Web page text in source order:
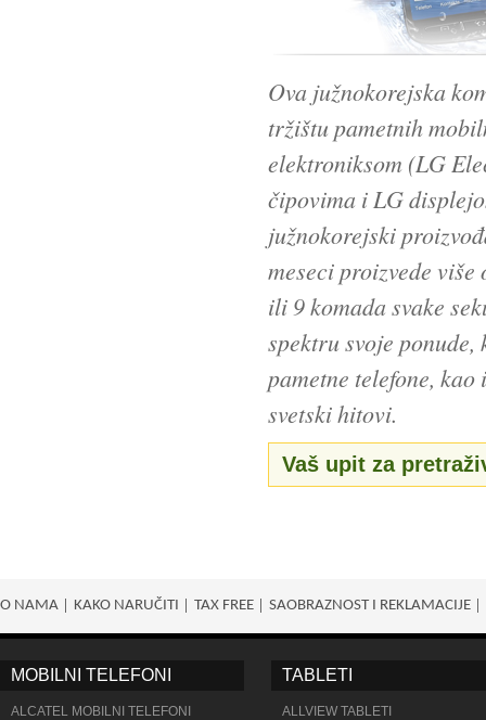
Ova južnokorejska
tržištu pametnih
elektroniksom (LG
čipovima i LG
južnokorejski
meseci proizvede
ili 9 komada svake
spektru svoje
pametne telefone,
svetski hitovi.
Vaš upit za
O NAMA KAKO NARUČITI TAX FREE SAOBRAZNOST I REKLAMACIJE
MOBILNI TELEFONI
ALCATEL MOBILNI TELEFONI
TABLETI
ALLVIEW TABLETI